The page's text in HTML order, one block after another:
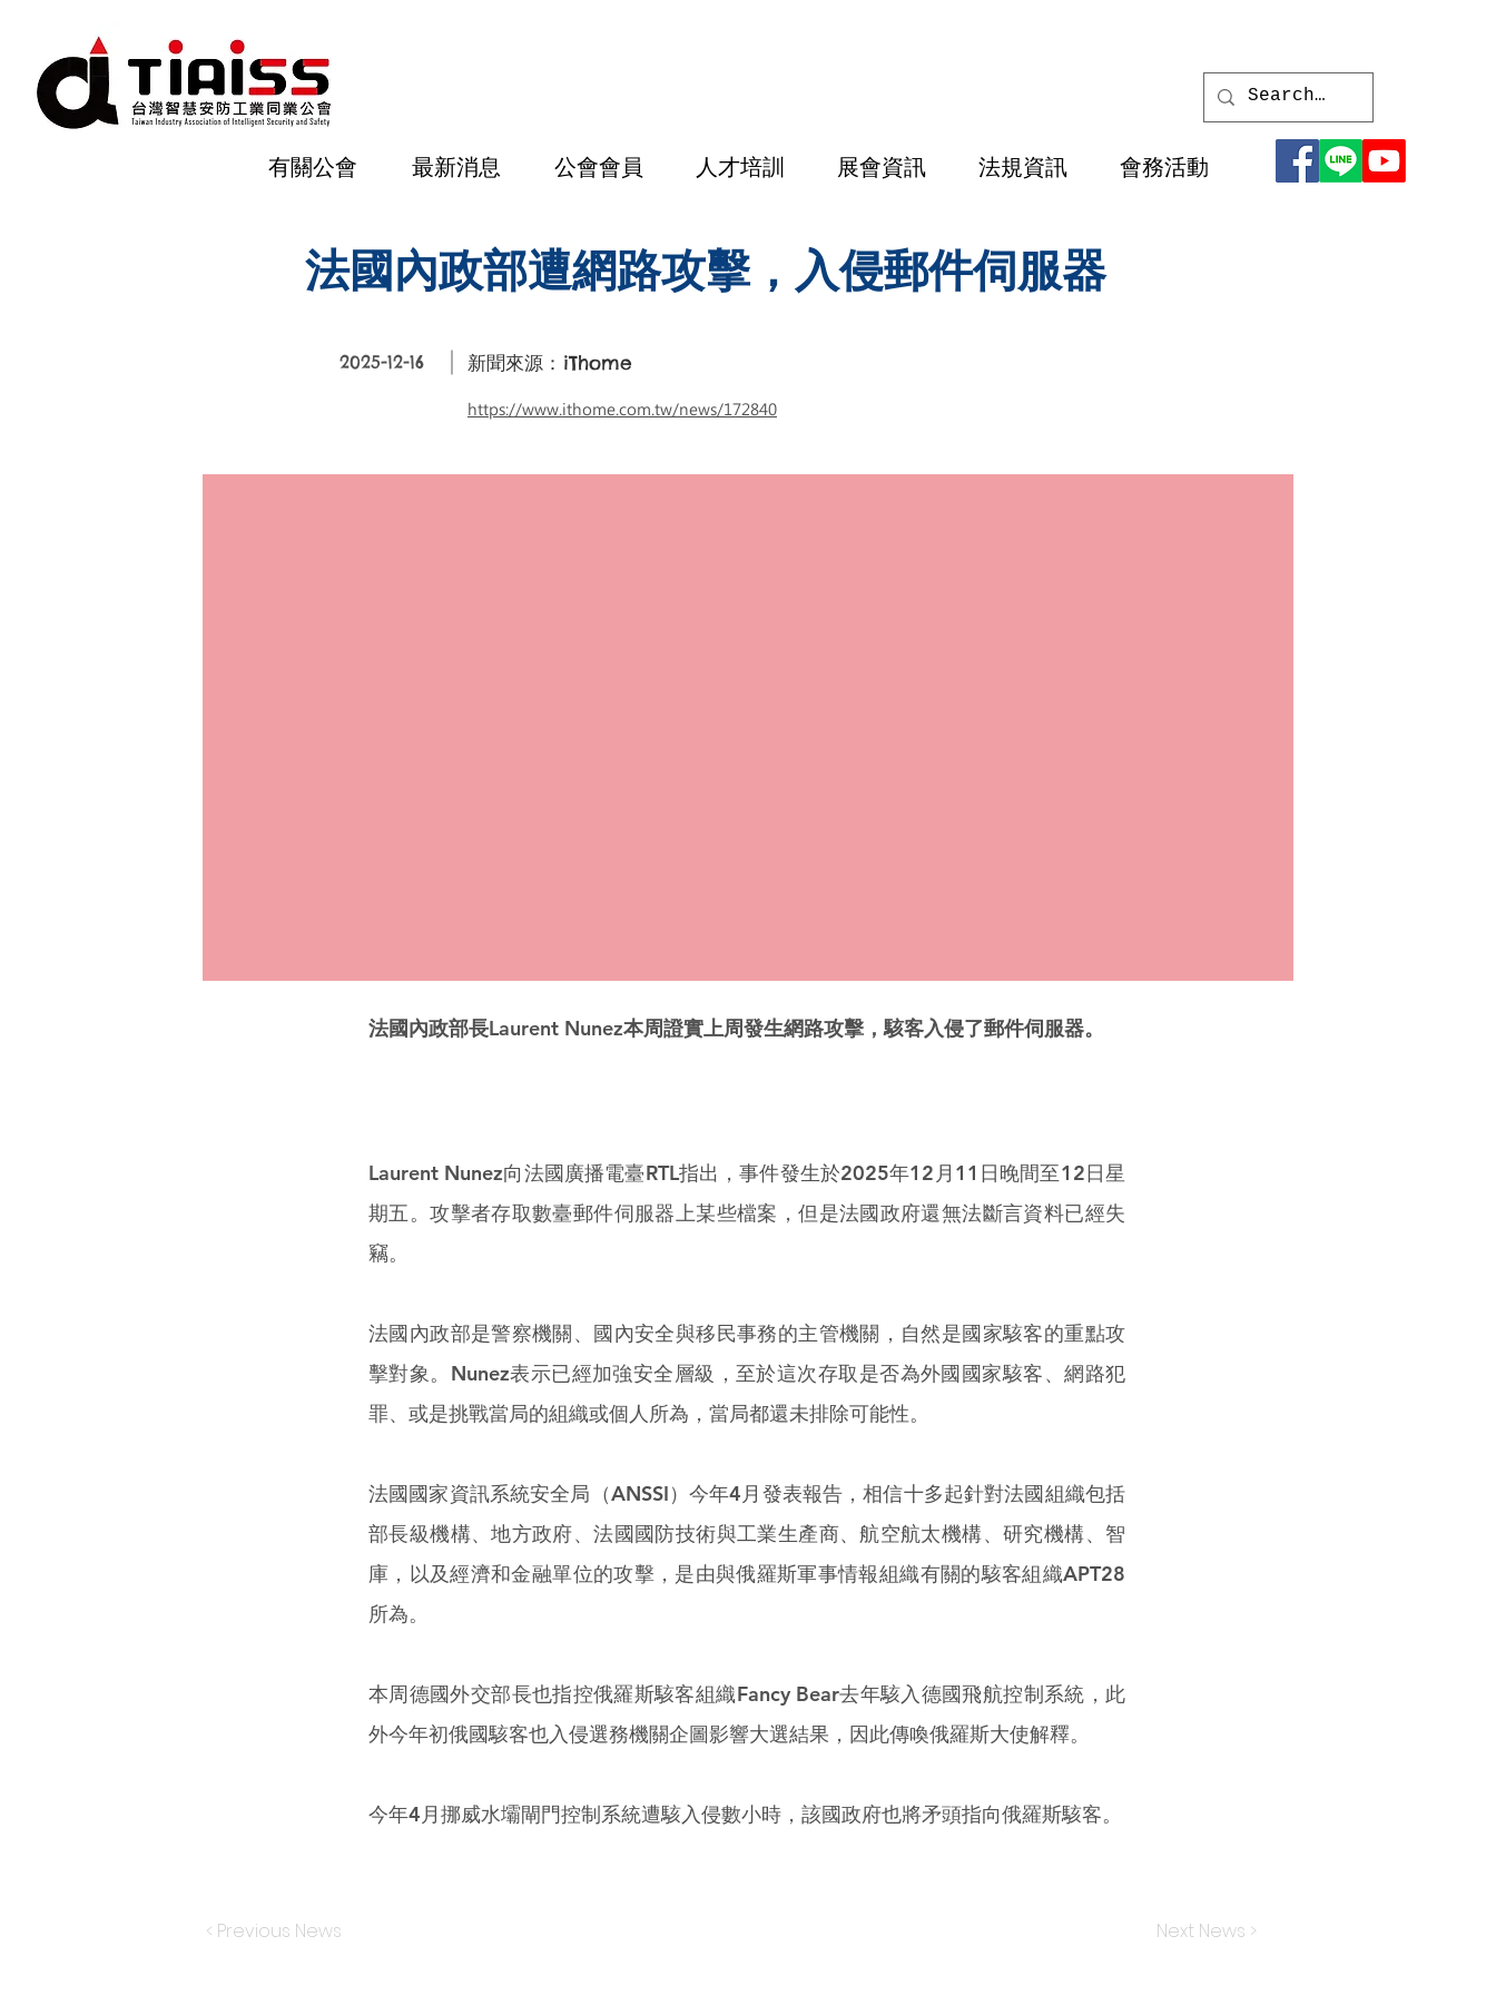
有關公會 最新消息 公會會員 人才培訓 展會資訊 法規資訊 會務活動
法國內政部遭網路攻擊，入侵郵件伺服器
2025-12-16 iThome
新聞來源：
https://www.ithome.com.tw/news/172840
法國內政部長Laurent Nunez本周證實上周發生網路攻擊，駭客入侵了郵件伺服器。
Laurent Nunez向法國廣播電臺RTL指出，事件發生於2025年12月11日晚間至12日星
期五。攻擊者存取數臺郵件伺服器上某些檔案，但是法國政府還無法斷言資料已經失
竊。
法國內政部是警察機關、國內安全與移民事務的主管機關，自然是國家駭客的重點攻
擊對象。Nunez表示已經加強安全層級，至於這次存取是否為外國國家駭客、網路犯
罪、或是挑戰當局的組織或個人所為，當局都還未排除可能性。
法國國家資訊系統安全局（ANSSI）今年4月發表報告，相信十多起針對法國組織包括
部長級機構、地方政府、法國國防技術與工業生產商、航空航太機構、研究機構、智
庫，以及經濟和金融單位的攻擊，是由與俄羅斯軍事情報組織有關的駭客組織APT28
所為。
本周德國外交部長也指控俄羅斯駭客組織Fancy Bear去年駭入德國飛航控制系統，此
外今年初俄國駭客也入侵選務機關企圖影響大選結果，因此傳喚俄羅斯大使解釋。
今年4月挪威水壩閘門控制系統遭駭入侵數小時，該國政府也將矛頭指向俄羅斯駭客。
< Previous News Next News >